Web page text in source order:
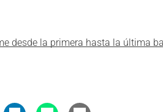
desde la primera hasta la última